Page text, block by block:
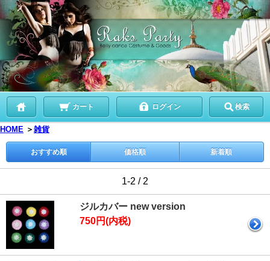
カート ログイン 検索
HOME ＞ 雑貨
おすすめ順 価格順 新着順
1-2 / 2
ジルカバー new version
750円(内税)